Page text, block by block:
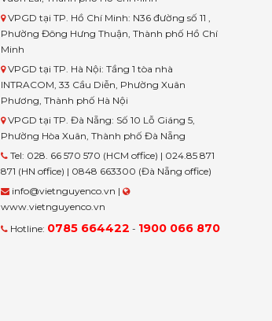
VPGD tại TP. Hồ Chí Minh: N36 đường số 11 ,
Phường Đông Hưng Thuận, Thành phố Hồ Chí
Minh
VPGD tại TP. Hà Nội: Tầng 1 tòa nhà
INTRACOM, 33 Cầu Diễn, Phường Xuân
Phương, Thành phố Hà Nội
VPGD tại TP. Đà Nẵng: Số 10 Lỗ Giáng 5,
Phường Hòa Xuân, Thành phố Đà Nẵng
Tel: 028. 66 570 570 (HCM office) | 024.85 871
871 (HN office) | 0848 663300 (Đà Nẵng office)
info@vietnguyenco.vn |
www.vietnguyenco.vn
Hotline: 0785 664422 - 1900 066 870